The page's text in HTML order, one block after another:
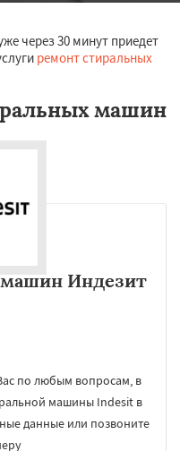
через 30 минут приедет
ремонт стиральных
машин
Индезит
по любым вопросам, в
машины Indesit в
данные или позвоните